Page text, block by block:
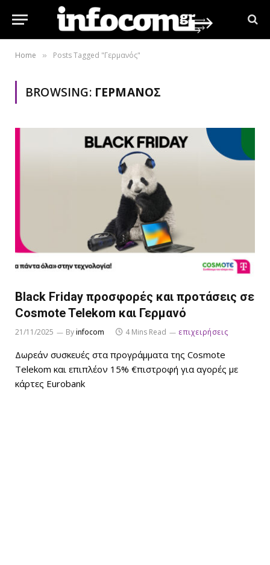
Home » Posts Tagged "Γερμανός"
BROWSING: ΓΕΡΜΑΝΌΣ
Black Friday προσφορές και προτάσεις σε
Cosmote Telekom και Γερμανό
21/11/2025 Byinfocom 4 Mins Read επιχειρήσεις
Δωρεάν συσκευές στα προγράμματα της Cosmote
Telekom και επιπλέον 15% €πιστροφή για αγορές με
κάρτες Eurobank